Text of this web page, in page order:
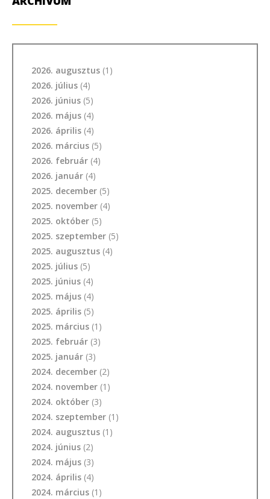
2026. augusztus (1)
2026. július (4)
2026. június (5)
2026. május (4)
2026. április (4)
2026. március (5)
2026. február (4)
2026. január (4)
2025. december (5)
2025. november (4)
2025. október (5)
2025. szeptember (5)
2025. augusztus (4)
2025. július (5)
2025. június (4)
2025. május (4)
2025. április (5)
2025. március (1)
2025. február (3)
2025. január (3)
2024. december (2)
2024. november (1)
2024. október (3)
2024. szeptember (1)
2024. augusztus (1)
2024. június (2)
2024. május (3)
2024. április (4)
2024. március (1)